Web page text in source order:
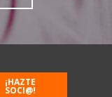
¡HAZTE
SOCI@!